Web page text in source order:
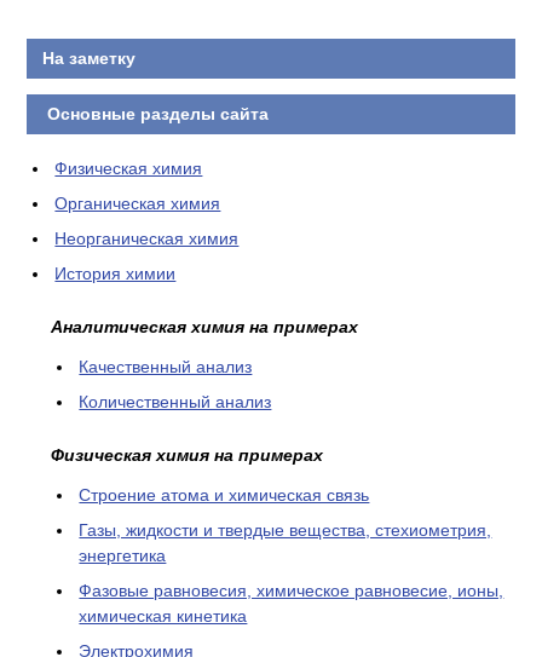
На заметку
Основные разделы сайта
Физическая химия
Органическая химия
Неорганическая химия
История химии
Аналитическая химия на примерах
Качественный анализ
Количественный анализ
Физическая химия на примерах
Cтроение атома и химическая связь
Газы, жидкости и твердые вещества, стехиометрия,
энергетика
Фазовые равновесия, химическое равновесие, ионы,
химическая кинетика
Электрохимия